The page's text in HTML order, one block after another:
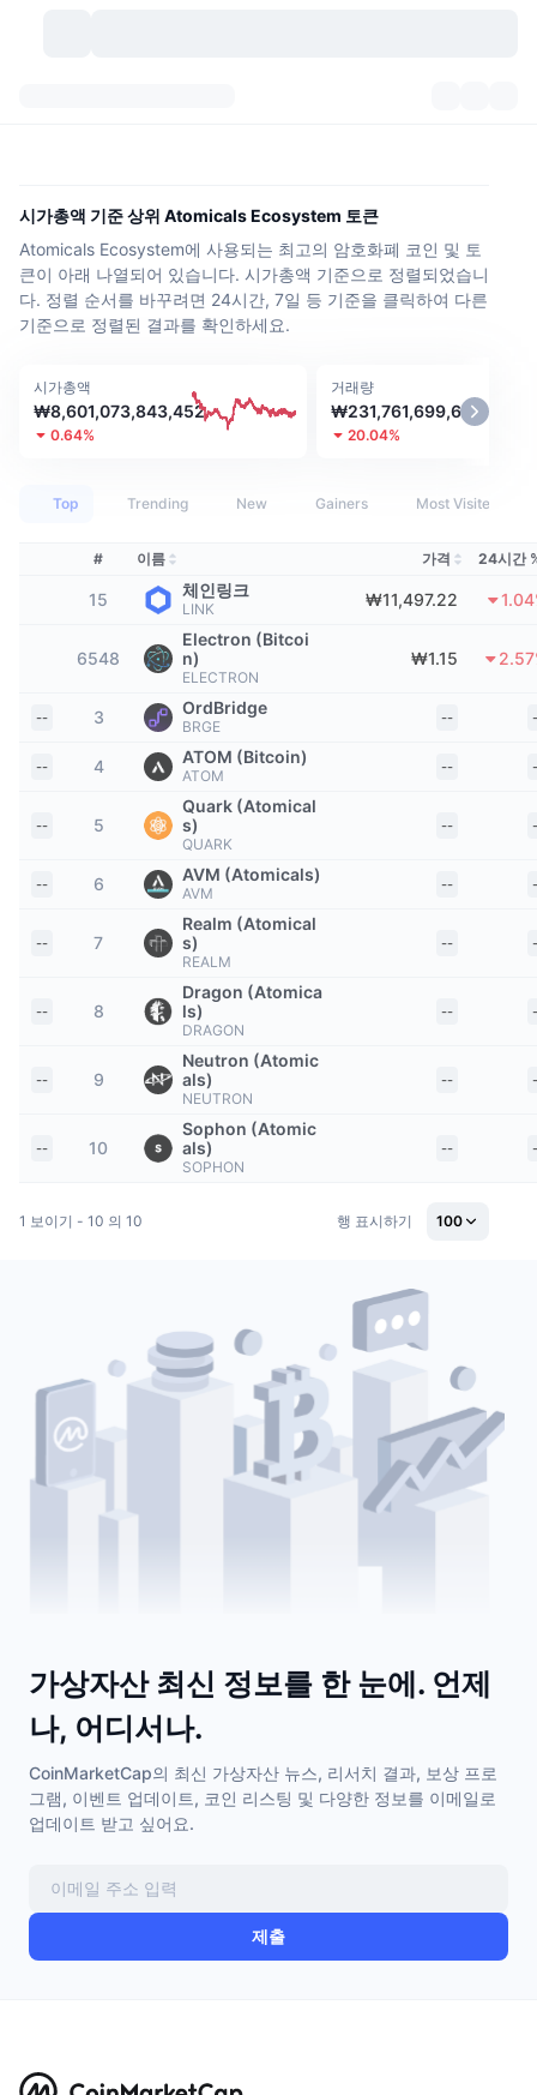
카테고리
과거 스냅샷
이자농사
리더보드
최근 상장된 종목
가장 많이 방문한 종목
체인 순위
신규
크립토
금융
테크
시장 개요
현물 시장
비트코인 트레저리
거래소 유입/유출
공포 및 탐욕 지수.
알트코인 시즌 지수
시장 주기 지표
비트코인 도미넌스
CoinMarketCap 100 지수
가상자산 ETF
비트코인 ETF
이더리움 ETF
시그널 New
요즘 핫한 종목
상승 종목
거래소
중앙화 거래소
스팟
파생상품
탈중앙화 거래소
스팟
커뮤니티
주제
센티멘트
API
암호화폐 API
DEX API
엔터프라이즈
가격
리소스
AI 통합
CMC 에이전트 허브
스킬 마켓플레이스
서비스
계산기
뉴스레터
CMC Launch
CMC 랩스
CMC Max
주요 뉴스
텔레그램 봇
광고
아카데미
캠페인
일정
ICO 캘린더
시가총액 기준 상위 Atomicals Ecosystem 토큰
Atomicals Ecosystem에 사용되는 최고의 암호화폐 코인 및 토
큰이 아래 나열되어 있습니다. 시가총액 기준으로 정렬되었습니
다. 정렬 순서를 바꾸려면 24시간, 7일 등 기준을 클릭하여 다른
기준으로 정렬된 결과를 확인하세요.
시가총액
₩8,601,073,843,452
0.64%
거래량
₩231,761,699,670
20.04%
Top Trending New Gainers Most Visited
# 이름 가격 24시간
15 체인링크
LINK ₩11,497.22
6548
Electron (Bitcoi
n)
ELECTRON
₩1.15
-- 3 OrdBridge
BRGE --
-- 4 ATOM (Bitcoin)
ATOM --
-- 5
Quark (Atomical
s)
QUARK
--
-- 6 AVM (Atomicals)
AVM --
-- 7
Realm (Atomical
s)
REALM
--
-- 8
Dragon (Atomica
ls)
DRAGON
--
-- 9
Neutron (Atomic
als)
NEUTRON
--
-- 10
Sophon (Atomic
als)
SOPHON
--
1 보이기 - 10 의 10 행 표시하기 100
가상자산 최신 정보를 한 눈에. 언제
나, 어디서나.
CoinMarketCap의 최신 가상자산 뉴스, 리서치 결과, 보상 프로
그램, 이벤트 업데이트, 코인 리스팅 및 다양한 정보를 이메일로
업데이트 받고 싶어요.
제출